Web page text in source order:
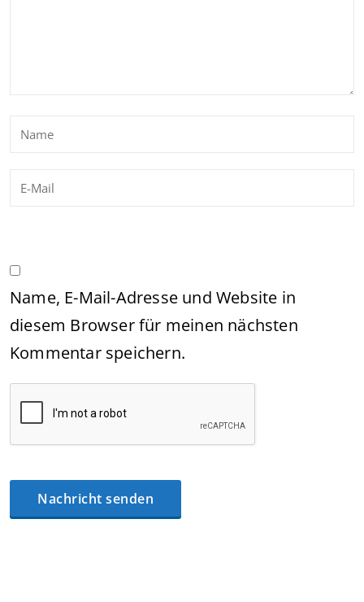
Name, E-Mail-Adresse und Website in
diesem Browser für meinen nächsten
Kommentar speichern.